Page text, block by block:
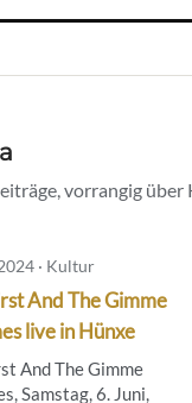
vorrangig
· Kultur
And The Gimme
live in Hünxe
And The Gimme
Samstag, 6. Juni,